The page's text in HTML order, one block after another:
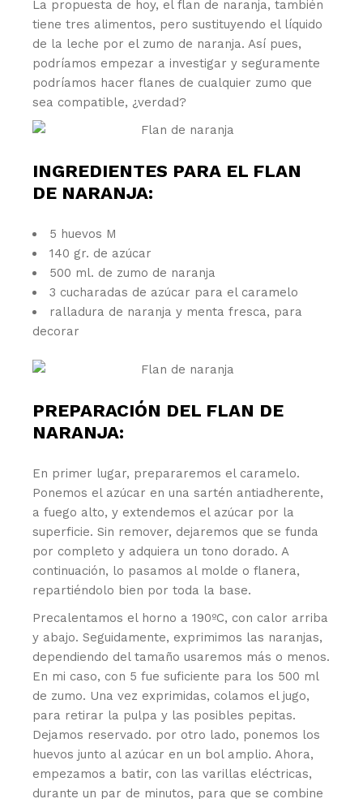
La propuesta de hoy, el flan de naranja, también
tiene tres alimentos, pero sustituyendo el líquido
de la leche por el zumo de naranja. Así pues,
podríamos empezar a investigar y seguramente
podríamos hacer flanes de cualquier zumo que
sea compatible, ¿verdad?
INGREDIENTES PARA EL FLAN
DE NARANJA:
5 huevos M
140 gr. de azúcar
500 ml. de zumo de naranja
3 cucharadas de azúcar para el caramelo
ralladura de naranja y menta fresca, para
decorar
PREPARACIÓN DEL FLAN DE
NARANJA:
En primer lugar, prepararemos el caramelo.
Ponemos el azúcar en una sartén antiadherente,
a fuego alto, y extendemos el azúcar por la
superficie. Sin remover, dejaremos que se funda
por completo y adquiera un tono dorado. A
continuación, lo pasamos al molde o flanera,
repartiéndolo bien por toda la base.
Precalentamos el horno a 190ºC, con calor arriba
y abajo. Seguidamente, exprimimos las naranjas,
dependiendo del tamaño usaremos más o menos.
En mi caso, con 5 fue suficiente para los 500 ml
de zumo. Una vez exprimidas, colamos el jugo,
para retirar la pulpa y las posibles pepitas.
Dejamos reservado. por otro lado, ponemos los
huevos junto al azúcar en un bol amplio. Ahora,
empezamos a batir, con las varillas eléctricas,
durante un par de minutos, para que se combine